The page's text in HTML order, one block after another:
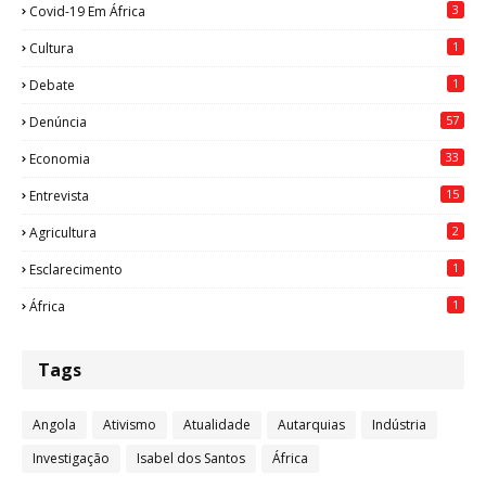
Covid-19 Em África 3
Cultura 1
Debate 1
Denúncia 57
Economia 33
Entrevista 15
Agricultura 2
Esclarecimento 1
África 1
Tags
Angola Ativismo Atualidade Autarquias
Indústria
Investigação
Isabel dos Santos África